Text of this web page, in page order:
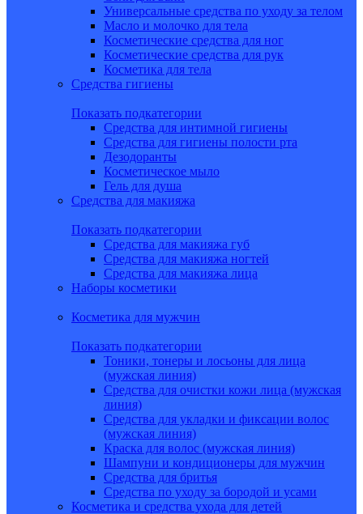
Универсальные средства по уходу за телом
Масло и молочко для тела
Косметические средства для ног
Косметические средства для рук
Косметика для тела
Средства гигиены
Показать подкатегории
Средства для интимной гигиены
Средства для гигиены полости рта
Дезодоранты
Косметическое мыло
Гель для душа
Средства для макияжа
Показать подкатегории
Средства для макияжа губ
Средства для макияжа ногтей
Средства для макияжа лица
Наборы косметики
Косметика для мужчин
Показать подкатегории
Тоники, тонеры и лосьоны для лица
(мужская линия)
Средства для очистки кожи лица (мужская
линия)
Средства для укладки и фиксации волос
(мужская линия)
Краска для волос (мужская линия)
Шампуни и кондиционеры для мужчин
Средства для бритья
Средства по уходу за бородой и усами
Косметика и средства ухода для детей